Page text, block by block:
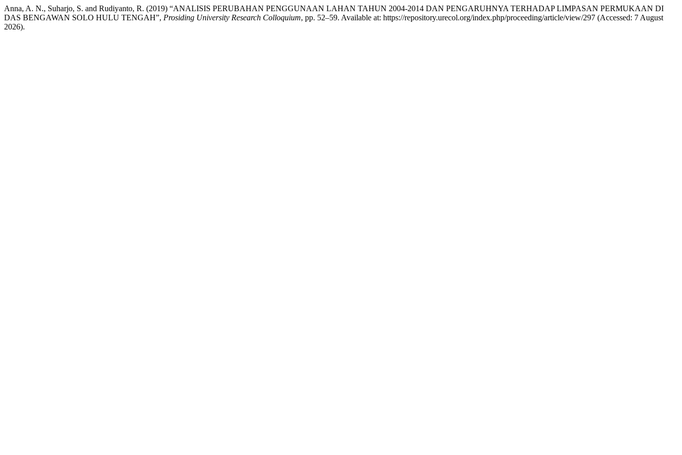
Anna, A. N., Suharjo, S. and Rudiyanto, R. (2019) “ANALISIS PERUBAHAN PENGGUNAAN LAHAN TAHUN 2004-2014 DAN PENGARUHNYA TERHADAP LIMPASAN PERMUKAAN DI
DAS BENGAWAN SOLO HULU TENGAH”, Prosiding University Research Colloquium, pp. 52–59. Available at: https://repository.urecol.org/index.php/proceeding/article/view/297 (Accessed: 7 August
2026).